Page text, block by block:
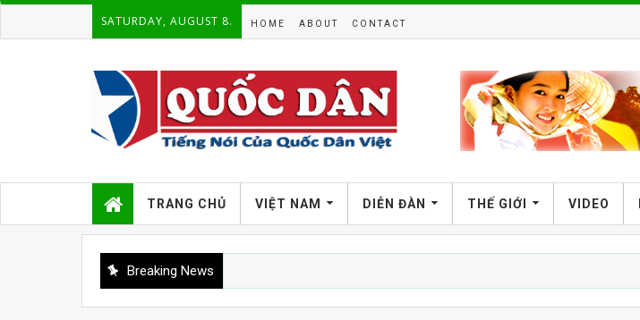
SATURDAY, AUGUST 8. HOME ABOUT CONTACT
TRANG CHỦ VIỆT NAM DIỄN ĐÀN THẾ GIỚI VIDEO
Breaking News